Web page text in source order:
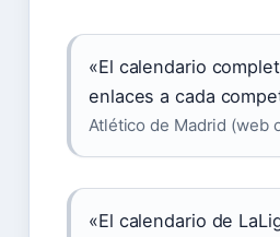
«El calendario
enlaces a cada
Atlético de Madrid (web
«El calendario de